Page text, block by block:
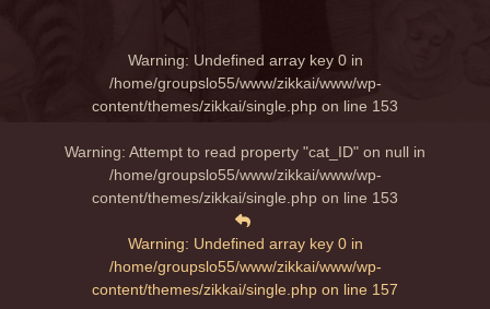
Warning: Undefined array key 0 in
/home/groupslo55/www/zikkai/www/wp-
content/themes/zikkai/single.php on line 153
Warning: Attempt to read property "cat_ID" on null in
/home/groupslo55/www/zikkai/www/wp-
content/themes/zikkai/single.php on line 153
Warning: Undefined array key 0 in
/home/groupslo55/www/zikkai/www/wp-
content/themes/zikkai/single.php on line 157